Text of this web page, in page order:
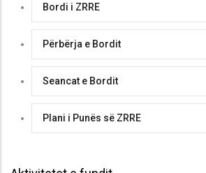
Bordi i ZRRE
Përbërja e Bordit
Seancat e Bordit
Plani i Punës së ZRRE